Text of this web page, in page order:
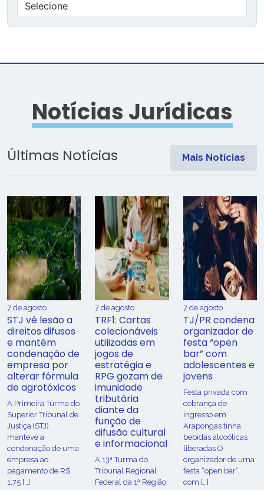
Notícias Jurídicas
Últimas Notícias Mais Notícias
7 de agosto
STJ vê lesão a
direitos difusos
e mantém
condenação de
empresa por
alterar fórmula
de agrotóxicos
​A Primeira Turma do
Superior Tribunal de
Justiça (STJ)
manteve a
condenação de uma
empresa ao
pagamento de R$
1,75 […]
7 de agosto
TRF1: Cartas
colecionáveis
utilizadas em
jogos de
estratégia e
RPG gozam de
imunidade
tributária
diante da
função de
difusão cultural
e informacional
A 13ª Turma do
Tribunal Regional
Federal da 1ª Região
7 de agosto
TJ/PR condena
organizador de
festa “open
bar” com
adolescentes e
jovens
Festa privada com
cobrança de
ingresso em
Arapongas tinha
bebidas alcoólicas
liberadas O
organizador de uma
festa “open bar”,
com […]